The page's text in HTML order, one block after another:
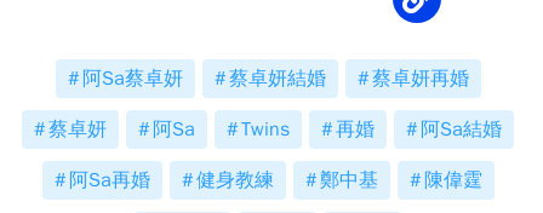
阿Sa蔡卓妍 蔡卓妍結婚 蔡卓妍再婚
蔡卓妍 阿Sa Twins 再婚 阿Sa結婚
阿Sa再婚 健身教練 鄭中基 陳偉霆